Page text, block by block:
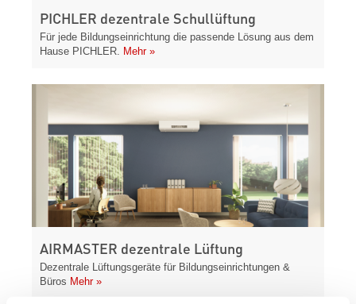
PICHLER dezentrale Schullüftung
Für jede Bildungseinrichtung die passende Lösung aus dem
Hause PICHLER. Mehr »
AIRMASTER dezentrale Lüftung
Dezentrale Lüftungsgeräte für Bildungseinrichtungen &
Büros Mehr »